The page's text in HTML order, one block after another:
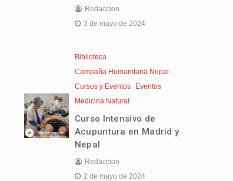
Redaccion
3 de mayo de 2024
Biblioteca
Campaña Humanitaria Nepal
Cursos y Eventos
Eventos
Medicina Natural
Curso Intensivo de
Acupuntura en Madrid y
Nepal
Redaccion
2 de mayo de 2024